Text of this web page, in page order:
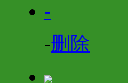
-
-删除